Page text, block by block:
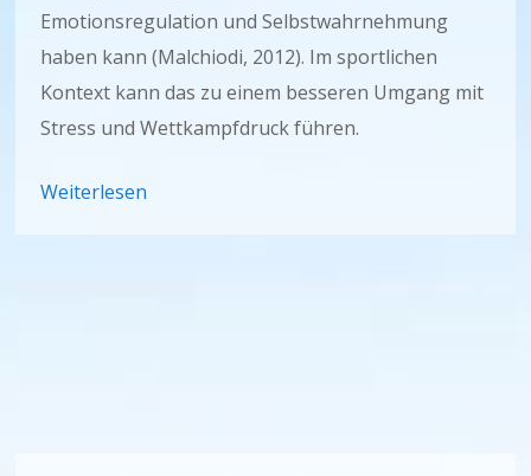
Emotionsregulation und Selbstwahrnehmung
haben kann (Malchiodi, 2012). Im sportlichen
Kontext kann das zu einem besseren Umgang mit
Stress und Wettkampfdruck führen.
Weiterlesen